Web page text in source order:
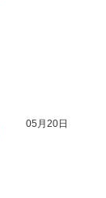
05月20日